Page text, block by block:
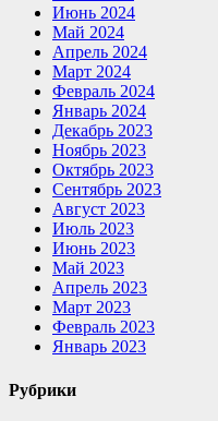
Июнь 2024
Май 2024
Апрель 2024
Март 2024
Февраль 2024
Январь 2024
Декабрь 2023
Ноябрь 2023
Октябрь 2023
Сентябрь 2023
Август 2023
Июль 2023
Июнь 2023
Май 2023
Апрель 2023
Март 2023
Февраль 2023
Январь 2023
Рубрики